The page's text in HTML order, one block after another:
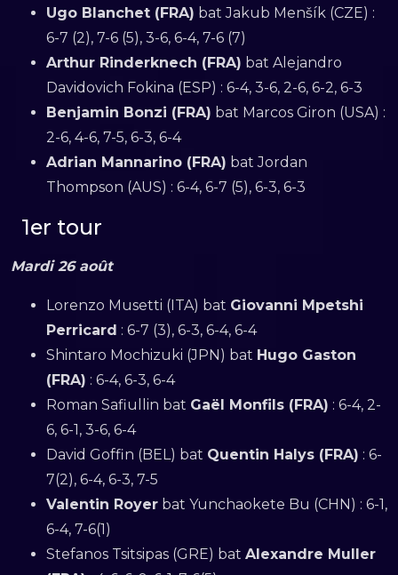
Ugo Blanchet (FRA) bat Jakub Menšík (CZE) :
6-7 (2), 7-6 (5), 3-6, 6-4, 7-6 (7)
Arthur Rinderknech (FRA) bat Alejandro
Davidovich Fokina (ESP) : 6-4, 3-6, 2-6, 6-2, 6-3
Benjamin Bonzi (FRA) bat Marcos Giron (USA) :
2-6, 4-6, 7-5, 6-3, 6-4
Adrian Mannarino (FRA) bat Jordan
Thompson (AUS) : 6-4, 6-7 (5), 6-3, 6-3
1er tour
Mardi 26 août
Lorenzo Musetti (ITA) bat Giovanni Mpetshi
Perricard : 6-7 (3), 6-3, 6-4, 6-4
Shintaro Mochizuki (JPN) bat Hugo Gaston
(FRA) : 6-4, 6-3, 6-4
Roman Safiullin bat Gaël Monfils (FRA) : 6-4, 2-
6, 6-1, 3-6, 6-4
David Goffin (BEL) bat Quentin Halys (FRA) : 6-
7(2), 6-4, 6-3, 7-5
Valentin Royer bat Yunchaokete Bu (CHN) : 6-1,
6-4, 7-6(1)
Stefanos Tsitsipas (GRE) bat Alexandre Muller